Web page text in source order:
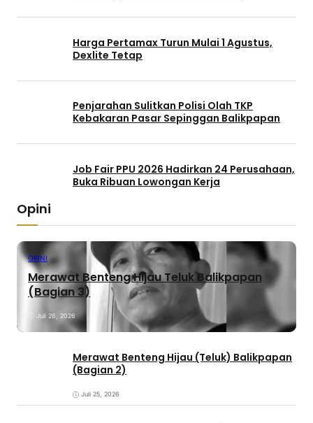
Harga Pertamax Turun Mulai 1 Agustus,
Dexlite Tetap
Penjarahan Sulitkan Polisi Olah TKP
Kebakaran Pasar Sepinggan Balikpapan
Job Fair PPU 2026 Hadirkan 24 Perusahaan,
Buka Ribuan Lowongan Kerja
Opini
OPINI
Merawat Benteng Hijau Teluk Balikpapan
(Bagian 3)
Juli 26, 2026
Merawat Benteng Hijau (Teluk) Balikpapan
(Bagian 2)
Juli 25, 2026